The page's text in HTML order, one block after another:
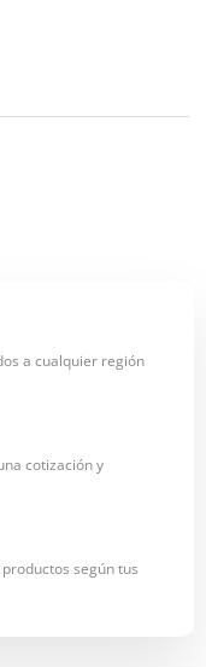
a cualquier región
cotización y
según tus